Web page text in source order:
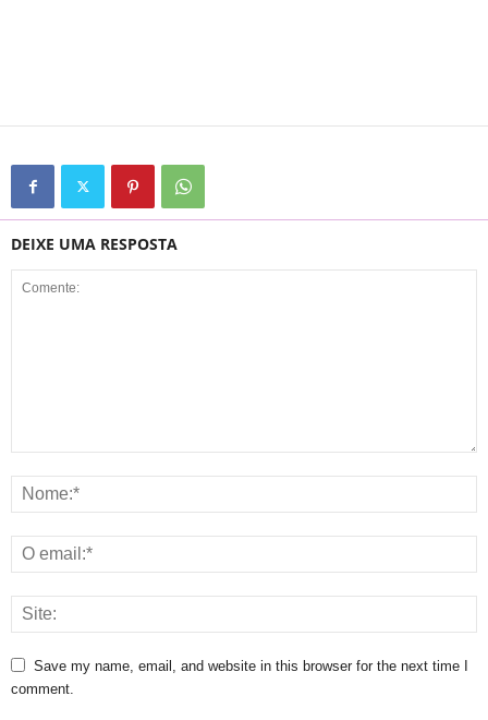
DEIXE UMA RESPOSTA
Save my name, email, and website in this browser for the next time I
comment.